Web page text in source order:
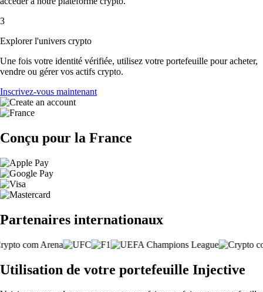
3
Explorer l'univers crypto
Une fois votre identité vérifiée, utilisez votre portefeuille pour acheter,
vendre ou gérer vos actifs crypto.
Inscrivez-vous maintenant
Conçu pour la France
Partenaires internationaux
Utilisation de votre portefeuille Injective